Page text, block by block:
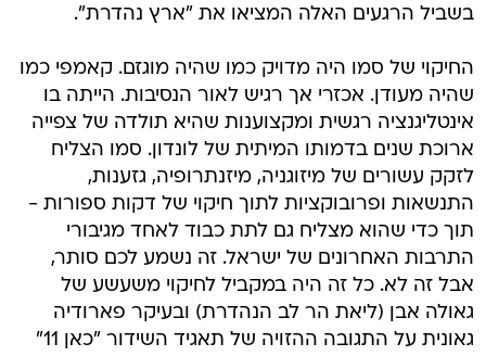
בשביל הרגעים האלה המציאו את "ארץ נהדרת".
החיקוי של סמו היה מדויק כמו שהיה מוגזם. קאמפי כמו
שהיה מעודן. אכזרי אך רגיש לאור הנסיבות. הייתה בו
אינטליגנציה רגשית ומקצוענות שהיא תולדה של צפייה
ארוכת שנים בדמותו המיתית של לונדון. סמו הצליח
לזקק עשורים של מיזוגניה, מיזנתרופיה, גזענות,
התנשאות ופרובוקציות לתוך חיקוי של דקות ספורות -
תוך כדי שהוא מצליח גם לתת כבוד לאחד מגיבורי
התרבות האחרונים של ישראל. זה נשמע לכם סותר,
אבל זה לא. כל זה היה במקביל לחיקוי משעשע של
גאולה אבן (ליאת הר לב הנהדרת) ובעיקר פארודיה
גאונית על התגובה ההזויה של תאגיד השידור "כאן 11"